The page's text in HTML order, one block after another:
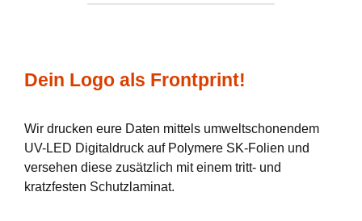
Dein Logo als Frontprint!
Wir drucken eure Daten mittels umweltschonendem
UV-LED Digitaldruck auf Polymere SK-Folien und
versehen diese zusätzlich mit einem tritt- und
kratzfesten Schutzlaminat.